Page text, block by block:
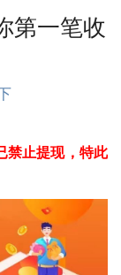
第一笔收
禁止提现，特此